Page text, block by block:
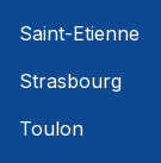
Saint-Etienne
Strasbourg
Toulon